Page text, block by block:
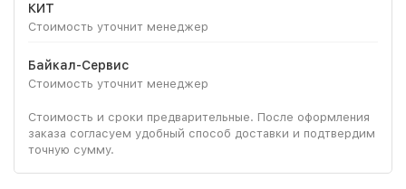
КИТ
Стоимость уточнит менеджер
Байкал-Сервис
Стоимость уточнит менеджер
Стоимость и сроки предварительные. После оформления
заказа согласуем удобный способ доставки и подтвердим
точную сумму.